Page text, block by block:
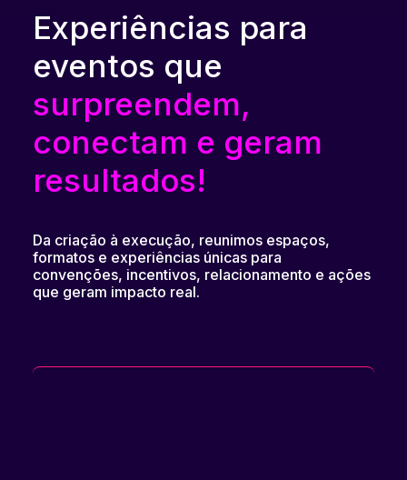
Experiências para
eventos que
surpreendem,
conectam e geram
resultados!
Da criação à execução, reunimos espaços,
formatos e experiências únicas para
convenções, incentivos, relacionamento e ações
que geram impacto real.